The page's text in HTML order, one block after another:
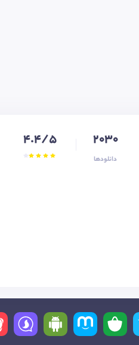
2030
دانلودها
4.4/5